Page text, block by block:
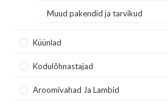
Muud pakendid ja tarvikud
Küünlad
Kodulõhnastajad
Aroomivahad Ja Lambid